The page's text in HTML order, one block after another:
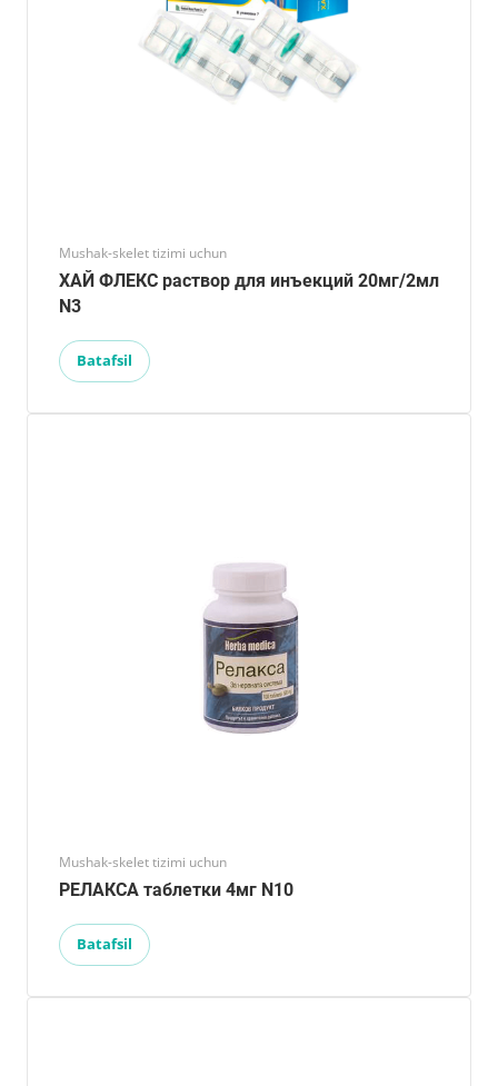
Mushak-skelet tizimi uchun
ХАЙ ФЛЕКС раствор для инъекций 20мг/2мл
N3
Batafsil
Mushak-skelet tizimi uchun
РЕЛАКСА таблетки 4мг N10
Batafsil